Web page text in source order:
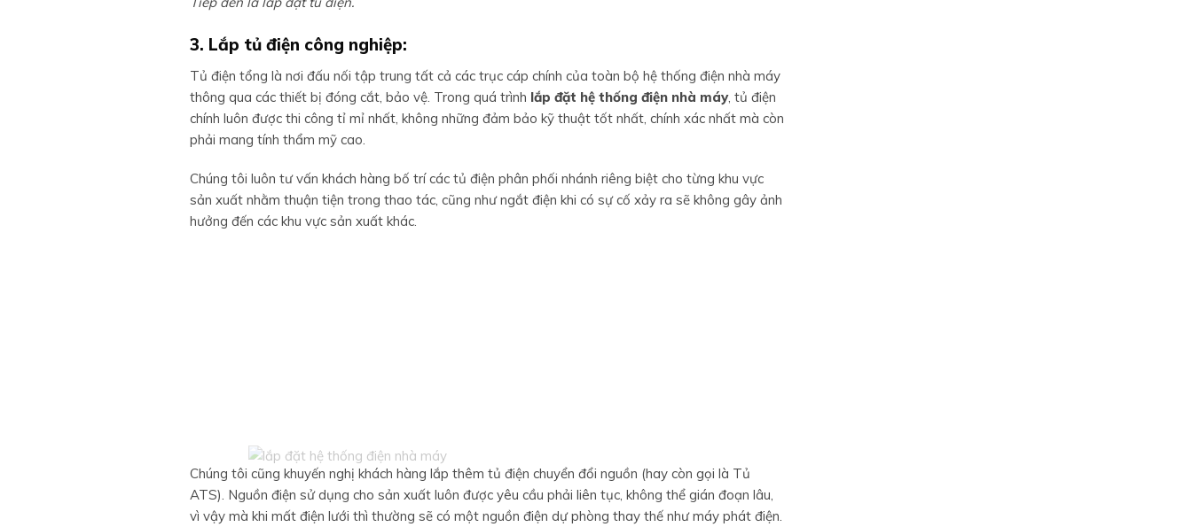
3. Lắp tủ điện công nghiệp:
Tủ điện tổng là nơi đấu nối tập trung tất cả các trục cáp chính của toàn bộ hệ thống điện nhà máy
thông qua các thiết bị đóng cắt, bảo vệ. Trong quá trình lắp đặt hệ thống điện nhà máy, tủ điện
chính luôn được thi công tỉ mỉ nhất, không những đảm bảo kỹ thuật tốt nhất, chính xác nhất mà còn
phải mang tính thẩm mỹ cao.
Chúng tôi luôn tư vấn khách hàng bố trí các tủ điện phân phối nhánh riêng biệt cho từng khu vực
sản xuất nhằm thuận tiện trong thao tác, cũng như ngắt điện khi có sự cố xảy ra sẽ không gây ảnh
hưởng đến các khu vực sản xuất khác.
Chúng tôi cũng khuyến nghị khách hàng lắp thêm tủ điện chuyển đổi nguồn (hay còn gọi là Tủ
ATS). Nguồn điện sử dụng cho sản xuất luôn được yêu cầu phải liên tục, không thể gián đoạn lâu,
vì vậy mà khi mất điện lưới thì thường sẽ có một nguồn điện dự phòng thay thế như máy phát điện.